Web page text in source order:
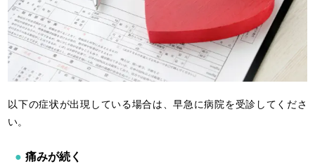
以下の症状が出現している場合は、早急に病院を受診してくださ
い。
痛みが続く